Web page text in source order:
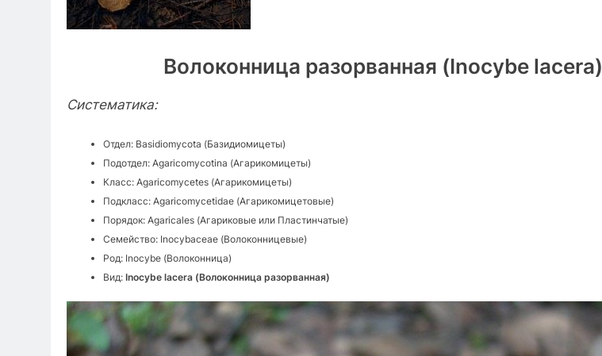
Волоконница разорванная (Inocybe lacera)
Систематика:
Отдел: Basidiomycota (Базидиомицеты)
Подотдел: Agaricomycotina (Агарикомицеты)
Класс: Agaricomycetes (Агарикомицеты)
Подкласс: Agaricomycetidae (Агарикомицетовые)
Порядок: Agaricales (Агариковые или Пластинчатые)
Семейство: Inocybaceae (Волоконницевые)
Род: Inocybe (Волоконница)
Вид: Inocybe lacera (Волоконница разорванная)